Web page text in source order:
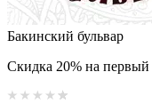
Бакинский бульвар
Скидка 20% на первый